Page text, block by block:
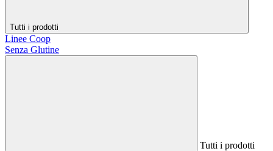
Tutti i prodotti
Linee Coop
Senza Glutine
Tutti i prodotti